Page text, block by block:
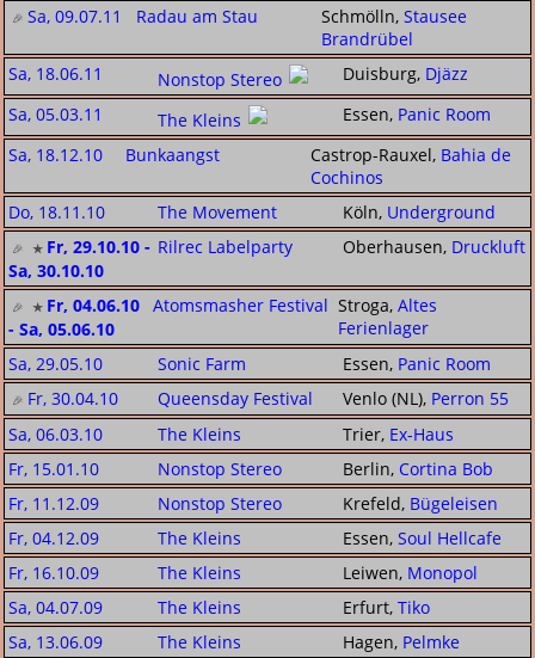
Sa, 09.07.11
Radau am Stau Schmölln, Stausee
Brandrübel
Sa, 18.06.11
Nonstop Stereo Duisburg, Djäzz
Sa, 05.03.11
The Kleins Essen, Panic Room
Sa, 18.12.10
Bunkaangst Castrop-Rauxel, Bahia de
Cochinos
Do, 18.11.10
The Movement Köln, Underground
Fr, 29.10.10 -
Sa, 30.10.10
Rilrec Labelparty Oberhausen, Druckluft
Fr, 04.06.10
- Sa, 05.06.10
Atomsmasher Festival Stroga,Altes
Ferienlager
Sa, 29.05.10
Sonic Farm Essen, Panic Room
Fr, 30.04.10
Queensday Festival Venlo (NL), Perron 55
Sa, 06.03.10
The Kleins Trier, Ex-Haus
Fr, 15.01.10
Nonstop Stereo Berlin, Cortina Bob
Fr, 11.12.09
Nonstop Stereo Krefeld, Bügeleisen
Fr, 04.12.09
The Kleins Essen, Soul Hellcafe
Fr, 16.10.09
The Kleins Leiwen, Monopol
Sa, 04.07.09
The Kleins Erfurt, Tiko
Sa, 13.06.09
The Kleins Hagen, Pelmke